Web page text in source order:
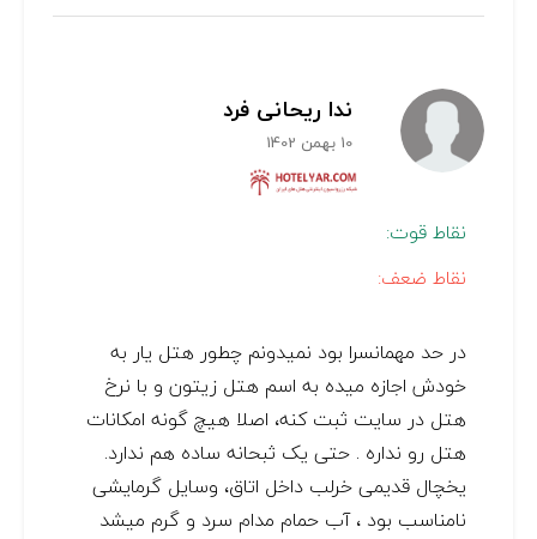
ندا ریحانی فرد
10 بهمن 1402
نقاط قوت:
نقاط ضعف:
در حد مهمانسرا بود نمیدونم چطور هتل یار به
خودش اجازه میده به اسم هتل زیتون و با نرخ
هتل در سایت ثبت کنه، اصلا هیچ گونه امکانات
هتل رو نداره . حتی یک ثبحانه ساده هم ندارد.
یخچال قدیمی خرلب داخل اتاق، وسایل گرمایشی
نامناسب بود ، آب حمام مدام سرد و گرم میشد